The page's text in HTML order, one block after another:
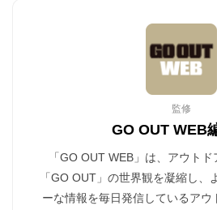
監修
GO OUT WEB
「GO OUT WEB」は、アウト
「GO OUT」の世界観を凝縮し、
ーな情報を毎日発信しているアウ